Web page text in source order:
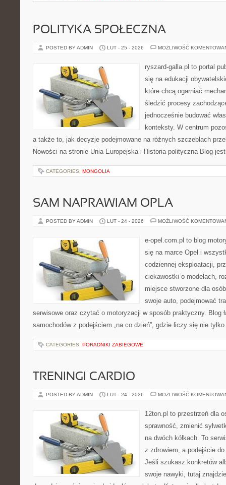
POLITYKA SPOŁECZNA
POSTED BY ADMIN LUT - 25 - 2026 MOŻLIWOŚĆ
ryszard-galla.pl to portal
się na edukacji
które chcą ogarniać
śledzić procesy
jednocześnie budować
konteksty. W centrum
a także to, jak decyzje podejmowane na różnych szczeblach
Nowości na stronie Unia Europejska i Historia polityczna Blog
CATEGORIES: MONGOLIA
SAM NAPRAWIAM OPLA
POSTED BY ADMIN LUT - 24 - 2026 MOŻLIWOŚĆ
e-opel.com.pl to blog
się na marce Opel i
codziennej eksploatacji,
ciekawostki o modelach,
miejsce stworzone dla
swoje auto, podejmować
serwisowe oraz czytać o motoryzacji w sposób praktyczny. Blog
samochodów z podejściem „na co dzień”, gdzie liczy się nie
CATEGORIES: PORADNIKI ZABIEGOWE
TRENINGI CARDIO
POSTED BY ADMIN LUT - 24 - 2026 MOŻLIWOŚĆ
12ton.pl to przestrzeń dla
sprawność, zmienić
na dwóch kółkach. To
z zdrowiem, a podejście
Jeśli szukasz konkretów
swoje nawyki, tutaj